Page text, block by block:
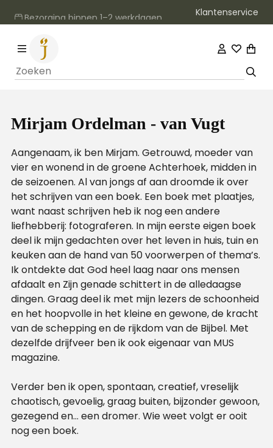
Bezorging binnen 1–2 werkdagen Klantenservice
Mirjam Ordelman - van Vugt
Aangenaam, ik ben Mirjam. Getrouwd, moeder van
vier en wonend in de groene Achterhoek, midden in
de seizoenen. Al van jongs af aan droomde ik over
het schrijven van een boek. Een boek met plaatjes,
want naast schrijven heb ik nog een andere
liefhebberij: fotograferen. In mijn eerste eigen boek
deel ik mijn gedachten over het leven in huis, tuin en
keuken aan de hand van 50 voorwerpen of thema’s.
Ik ontdekte dat God heel laag naar ons mensen
afdaalt en Zijn genade schittert in de alledaagse
dingen. Graag deel ik met mijn lezers de schoonheid
en het hoopvolle in het kleine en gewone, de kracht
van de schepping en de rijkdom van de Bijbel. Met
dezelfde drijfveer ben ik ook eigenaar van MUS
magazine.
Verder ben ik open, spontaan, creatief, vreselijk
chaotisch, gevoelig, graag buiten, bijzonder gewoon,
gezegend en… een dromer. Wie weet volgt er ooit
nog een boek.